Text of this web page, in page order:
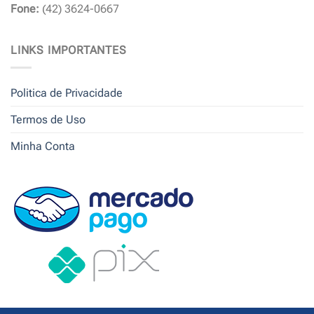
Fone: (42) 3624-0667
LINKS IMPORTANTES
Politica de Privacidade
Termos de Uso
Minha Conta